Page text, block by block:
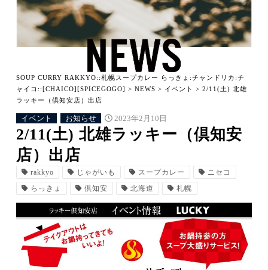
SOUP CURRY RAKKYO::札幌スープカレー らっきょ:チャンドリカ:チ
ャイコ::[CHAICO][SPICEGOGO] >NEWS > イベント >2/11(土) 北雄
ラッキー（倶知安店）出店
イベント お知らせ 2023年2月10日
2/11(土) 北雄ラッキー（倶知安
店）出店
rakkyo じゃがいも スープカレー
ニセコ
らっきょ
倶知安 北海道 札幌